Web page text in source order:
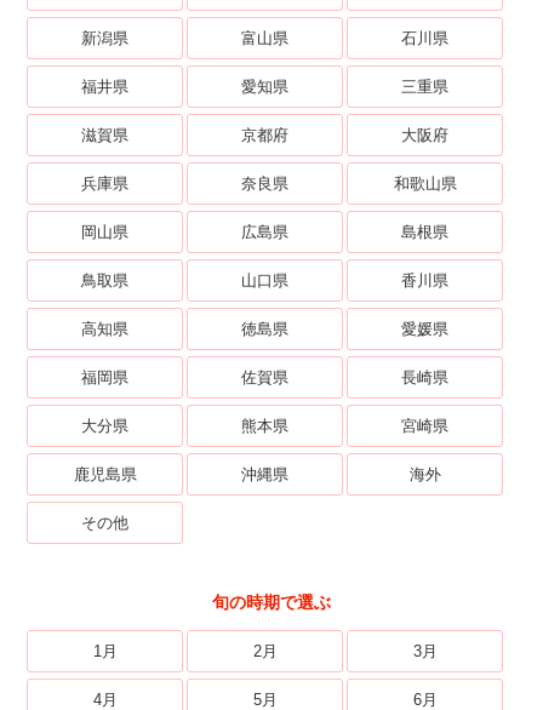
新潟県 富山県 石川県
福井県 愛知県 三重県
滋賀県 京都府 大阪府
兵庫県 奈良県 和歌山県
岡山県 広島県 島根県
鳥取県 山口県 香川県
高知県 徳島県 愛媛県
福岡県 佐賀県 長崎県
大分県 熊本県 宮崎県
鹿児島県 沖縄県 海外
その他
旬の時期で選ぶ
1月 2月 3月
4月 5月 6月